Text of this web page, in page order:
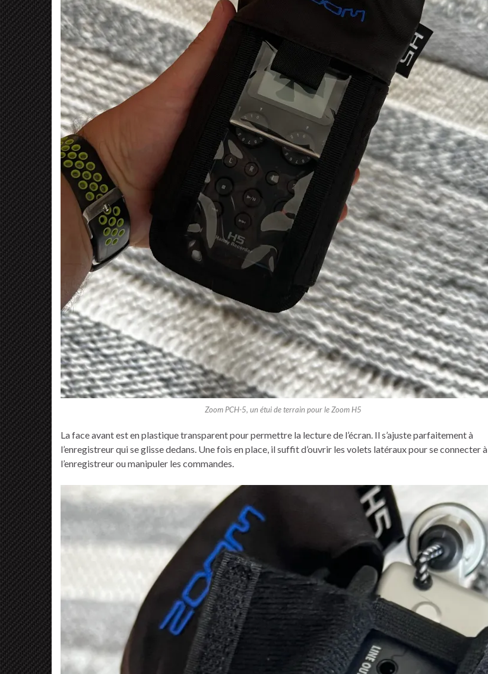
Zoom PCH-5, un étui de terrain pour le Zoom H5
La face avant est en plastique transparent pour permettre la lecture de l’écran. Il s’ajuste parfaitement à
l’enregistreur qui se glisse dedans. Une fois en place, il suffit d’ouvrir les volets latéraux pour se connecter à
l’enregistreur ou manipuler les commandes.